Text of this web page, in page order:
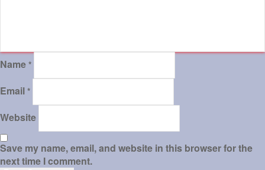
Classifieds
Law
Name *
Email *
Website
Save my name, email, and website in this browser for the
next time I comment.